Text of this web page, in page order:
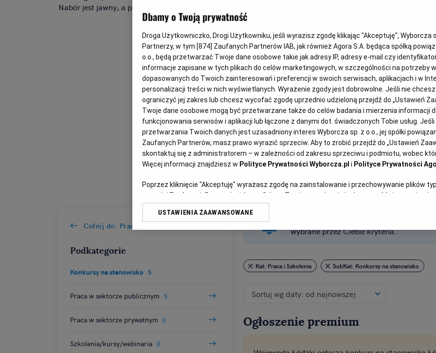
Nabór jest jawny, a po zakończeniu rekrutacji szybko poznają Państwo jego wyniki. Zapraszamy do
Cofnij do: Praca i Szkolenia
Podkategorie
Konkursy na stanowisko 5
Praca w sektorze publicznym 5
Praca w sektorze prywatnym 0
Szkolenia/kursy/webinaria 0
wybrane przez Ciebie kryteria.
Kat: Praca i Szkolenia SubKat: Konkursy na stanowisko
Sortuj wg daty: od najnowszej
Ogłoszenie premium
Dbamy o Twoją prywatność
Droga Użytkowniczko, Drogi Użytkowniku, jeśli wyrazisz zgodę klikając "Akceptuję", Wyborcza
Partnerzy, w tym [874] Zaufanych Partnerów IAB, jak również Agora S.A. będąca spółką
o.o., będą przetwarzać Twoje dane osobowe takie jak adresy IP, adresy e-mail czy
informacje zapisane w tych plikach do celów marketingowych, w szczególności na potrzeby
dopasowanych do Twoich zainteresowań i preferencji w swoich serwisach, aplikacjach i w
personalizacji treści w nich wyświetlanych. Wyrażenie zgody jest dobrowolne. Jeśli nie
ograniczyć jej zakres lub chcesz wycofać zgodę uprzednio udzieloną przejdź do „Ustawień
Twoje dane osobowe mogą być przetwarzane także do celów badania i mierzenia informacji
funkcjonowania serwisów i aplikacji lub łączone z danymi dot. świadczonych Tobie usług.
przetwarzania Twoich danych jest uzasadniony interes Wyborcza sp. z o.o., jej spółki
Zaufanych Partnerów, masz prawo wyrazić sprzeciw. Aby to zrobić przejdź do „Ustawień
skontaktuj się z administratorem – w zależności od zakresu sprzeciwu i podmiotu, wobec
Więcej informacji znajdziesz w Polityce Prywatności Wyborcza.pl i Polityce Prywatności
Poprzez kliknięcie "Akceptuję" wyrażasz zgodę na zainstalowanie i przechowywanie plików
z o. o. jej Zaufanych Partnerów i Agora S.A. na Twoim urządzeniu końcowym. Możesz też w
swoje preferencje dot. plików cookie, ponownie wywołując narzędzie do zarządzania Twoimi
przetwarzania danych poprzez odnośnik „Ustawienia prywatności” w stopce serwisu i
dokładnych danych geolokalizacyjnych. Aktywne skanowanie charakterystyki urządzenia do
Przechowywanie informacji na urządzeniu lub dostęp do nich. Spersonalizowane reklamy i
USTAWIENIA ZAAWANSOWANE